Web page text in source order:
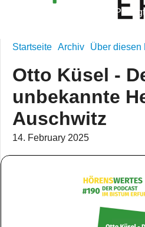
Vorträge, Interviews und
Startseite Archiv Über diesen
Otto Küsel -
unbekannte
Auschwitz
14. February 2025